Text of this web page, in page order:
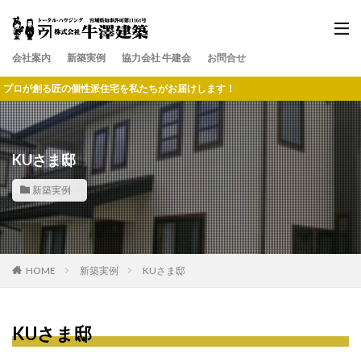
会社案内 新築実例 協力会社 牛建会 お問合せ
匠の個性派住宅を私たちがお届けします！
KUさま邸
新築実例
HOME 新築実例 KUさま邸
KUさま邸